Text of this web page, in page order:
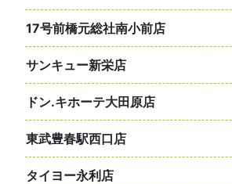
17号前橋元総社南小前店
サンキュー新栄店
ドン.キホーテ大田原店
東武豊春駅西口店
タイヨー永利店